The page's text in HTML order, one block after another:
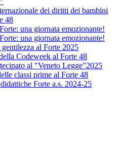
dei diritti dei bambini
48
una giornata emozionante!
una giornata emozionante!
al Forte 2025
Codeweek al Forte 48
al "Veneto Legge"2025
classi prime al Forte 48
Forte a.s. 2024-25